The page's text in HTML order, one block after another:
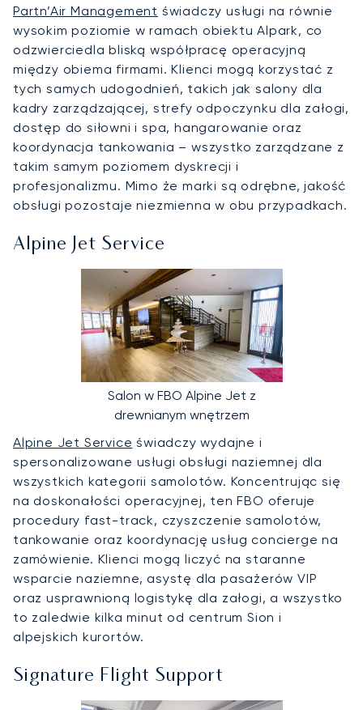
Partn’Air Management świadczy usługi na równie
wysokim poziomie w ramach obiektu Alpark, co
odzwierciedla bliską współpracę operacyjną
między obiema firmami. Klienci mogą korzystać z
tych samych udogodnień, takich jak salony dla
kadry zarządzającej, strefy odpoczynku dla załogi,
dostęp do siłowni i spa, hangarowanie oraz
koordynacja tankowania – wszystko zarządzane z
takim samym poziomem dyskrecji i
profesjonalizmu. Mimo że marki są odrębne, jakość
obsługi pozostaje niezmienna w obu przypadkach.
Alpine Jet Service
Salon w FBO Alpine Jet z
drewnianym wnętrzem
Alpine Jet Service świadczy wydajne i
spersonalizowane usługi obsługi naziemnej dla
wszystkich kategorii samolotów. Koncentrując się
na doskonałości operacyjnej, ten FBO oferuje
procedury fast-track, czyszczenie samolotów,
tankowanie oraz koordynację usług concierge na
zamówienie. Klienci mogą liczyć na staranne
wsparcie naziemne, asystę dla pasażerów VIP
oraz usprawnioną logistykę dla załogi, a wszystko
to zaledwie kilka minut od centrum Sion i
alpejskich kurortów.
Signature Flight Support